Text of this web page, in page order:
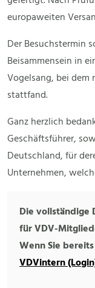
europaweiten
Der Besuchstermin
Beisammensein in
Vogelsang, bei dem
stattfand.
Ganz herzlich
Geschäftsführer,
Deutschland, für
Unternehmen,
Die vollständige
für VDV-
Wenn Sie
VDVintern